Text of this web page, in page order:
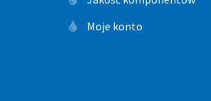
Moje konto